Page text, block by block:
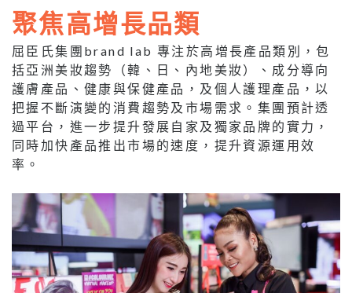
聚焦高增長品類
屈臣氏集團brand lab 專注於高增長產品類別，包
括亞洲美妝趨勢（韓、日、內地美妝）、成分導向
護膚產品、健康與保健產品，及個人護理產品，以
把握不斷演變的消費趨勢及市場需求。集團預計透
過平台，進一步提升發展自家及獨家品牌的實力，
同時加快產品推出市場的速度，提升資源運用效
率。